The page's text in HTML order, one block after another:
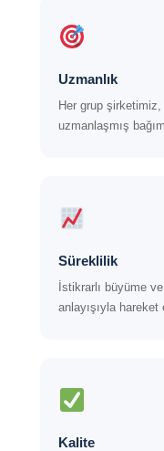
Uzmanlık
Her grup
uzmanlaşmış
Süreklilik
İstikrarlı büyüme
anlayışıyla hareket
Kalite